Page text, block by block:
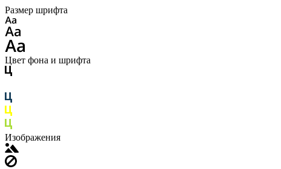
Размер шрифта
Цвет фона и шрифта
Изображения